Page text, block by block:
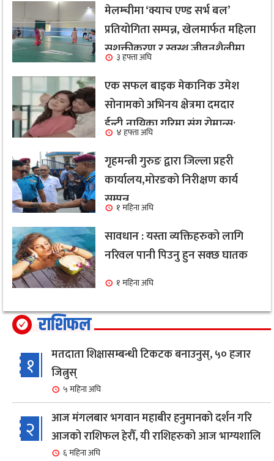
मेलम्चीमा ‘क्याच एण्ड सर्भ बल’
प्रतियोगिता सम्पन्न, खेलमार्फत महिला
सशक्तीकरण र स्वस्थ जीवनशैलीमा
जोड
३ हफ्ता अघि
एक सफल बाइक मेकानिक उमेश
सोनामको अभिनय क्षेत्रमा दमदार
ईन्ट्री,नायिका गरिमा संग रोमान्स:
हेर्नुहोस भिडियो ।
४ हफ्ता अघि
गृहमन्त्री गुरुङ द्वारा जिल्ला प्रहरी
कार्यालय,मोरङको निरीक्षण कार्य
सम्पन्न१ महिना अघि
सावधान : यस्ता व्यक्तिहरुको लागि
नरिवल पानी पिउनु हुन सक्छ घातक
१ महिना अघि
राशिफल
१
मतदाता शिक्षासम्बन्धी टिकटक बनाउनुस्, ५० हजार
जित्नुस्
५ महिना अघि
२
आज मंगलबार भगवान महाबीर हनुमानको दर्शन गरि
आजको राशिफल हेरौँ, यी राशिहरुको आज भाग्यशालि
६ महिना अघि